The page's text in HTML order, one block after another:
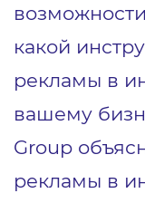
какой
рекламы в
вашему
Group
рекламы в